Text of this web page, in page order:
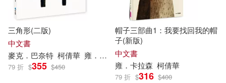
Teresa (TRN)(1)
肯尼斯‧歐珀(1)
雷蒙尼．史尼奇(1)
三角形(二版)
中文書
麥克．巴奈特 柯倩華 雍．卡拉森（ Jon
79 折 $355 $450
帽子三部曲1：我要找回我的帽
子(新版)
中文書
雍．卡拉森 柯倩華
79 折 $316 $400